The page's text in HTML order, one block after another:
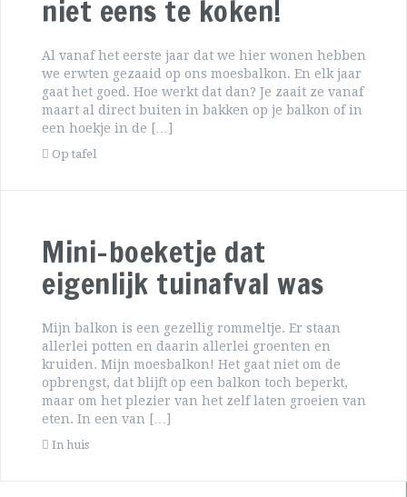
niet eens te koken!
Al vanaf het eerste jaar dat we hier wonen hebben
we erwten gezaaid op ons moesbalkon. En elk jaar
gaat het goed. Hoe werkt dat dan? Je zaait ze vanaf
maart al direct buiten in bakken op je balkon of in
een hoekje in de […]
Op tafel
Mini-boeketje dat
eigenlijk tuinafval was
Mijn balkon is een gezellig rommeltje. Er staan
allerlei potten en daarin allerlei groenten en
kruiden. Mijn moesbalkon! Het gaat niet om de
opbrengst, dat blijft op een balkon toch beperkt,
maar om het plezier van het zelf laten groeien van
eten. In een van […]
In huis